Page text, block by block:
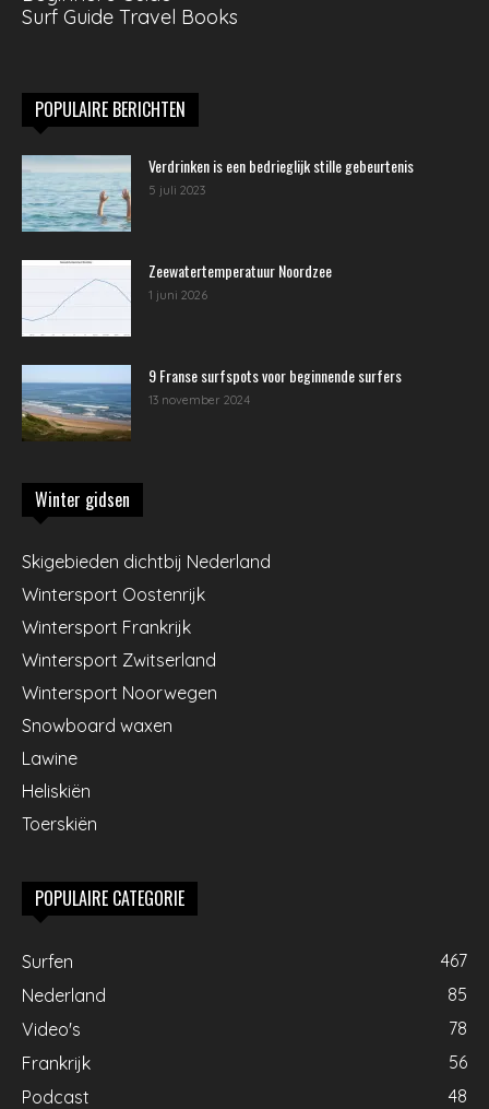
Surf Guide Travel Books
POPULAIRE BERICHTEN
Verdrinken is een bedrieglijk stille gebeurtenis
5 juli 2023
Zeewatertemperatuur Noordzee
1 juni 2026
9 Franse surfspots voor beginnende surfers
13 november 2024
Winter gidsen
Skigebieden dichtbij Nederland
Wintersport Oostenrijk
Wintersport Frankrijk
Wintersport Zwitserland
Wintersport Noorwegen
Snowboard waxen
Lawine
Heliskiën
Toerskiën
POPULAIRE CATEGORIE
Surfen
467
Nederland
85
Video's
78
Frankrijk
56
Podcast
48